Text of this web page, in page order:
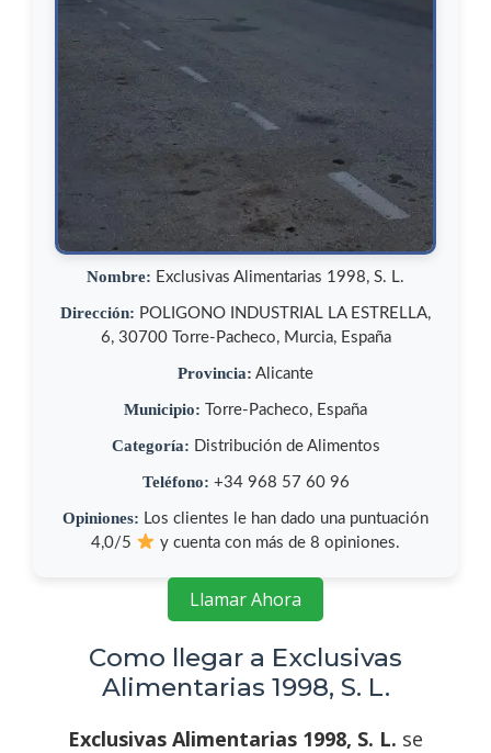
Nombre: Exclusivas Alimentarias 1998, S. L.
Dirección: POLIGONO INDUSTRIAL LA ESTRELLA,
6, 30700 Torre-Pacheco, Murcia, España
Provincia: Alicante
Municipio: Torre-Pacheco, España
Categoría: Distribución de Alimentos
Teléfono: +34 968 57 60 96
Opiniones: Los clientes le han dado una puntuación
4,0/5
y cuenta con más de 8 opiniones.
Llamar Ahora
Como llegar a Exclusivas
Alimentarias 1998, S. L.
Exclusivas Alimentarias 1998, S. L. se